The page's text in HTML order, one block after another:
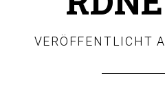
VERÖFFENTLICHT